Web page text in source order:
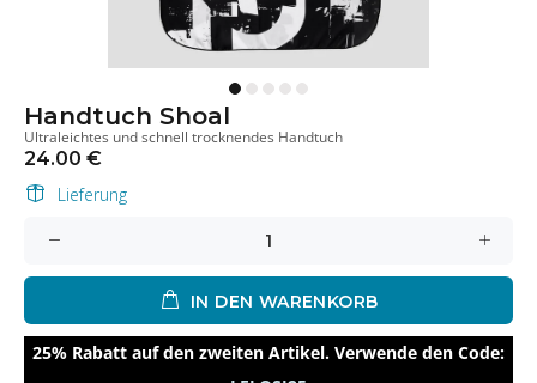
Handtuch Shoal
Ultraleichtes und schnell trocknendes Handtuch
24.00 €
Lieferung
IN DEN WARENKORB
25% Rabatt auf den zweiten Artikel. Verwende den Code: